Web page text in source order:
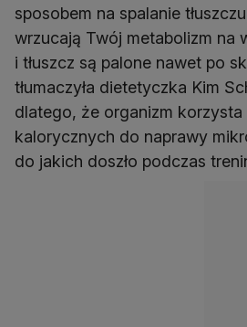
sposobem na spalanie
wrzucają Twój metabolizm na
i tłuszcz są palone nawet po
tłumaczyła dietetyczka Kim
dlatego, że organizm korzysta
kalorycznych do naprawy
do jakich doszło podczas